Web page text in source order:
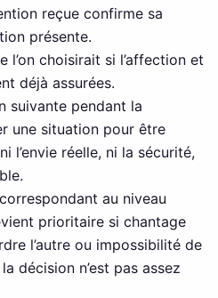
reçue confirme sa
présente.
l’on choisirait si l’affection et
déjà assurées.
suivante pendant la
une situation pour être
l’envie réelle, ni la sécurité,
au niveau
prioritaire si chantage
l’autre ou impossibilité de
décision n’est pas assez